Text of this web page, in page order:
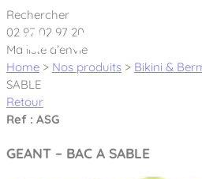
Cookies management panel
Créateur et fabricant
équipements sportifs
Rechercher
02 97 02 97 20
Ma liste d’envie
Home > Nos produits > Bikini &
SABLE
Retour
Ref : ASG
GEANT – BAC A SABLE